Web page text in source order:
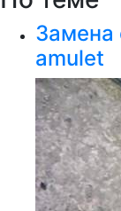
Замена
amulet